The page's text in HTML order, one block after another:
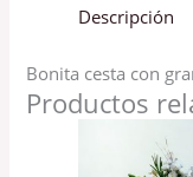
Descripción
Bonita cesta con
Productos